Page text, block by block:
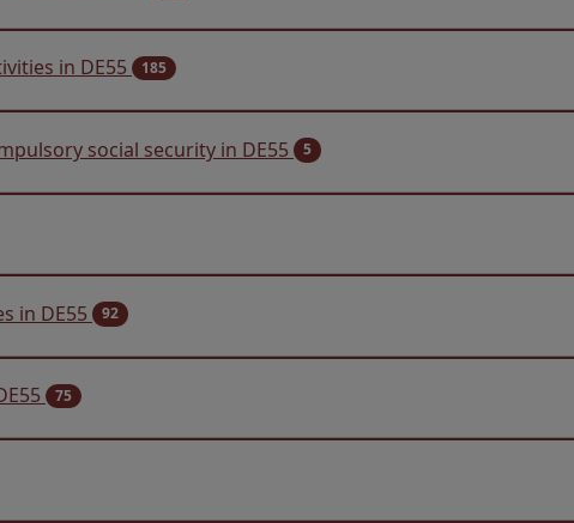
in DE55 185
social security in DE55 5
in DE55 92
75